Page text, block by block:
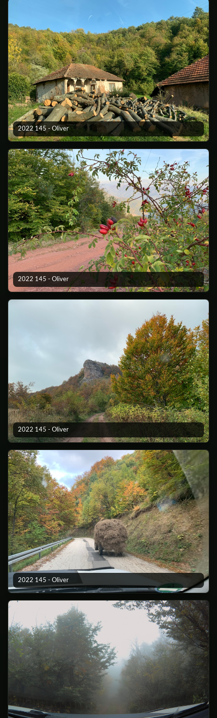
2022 145 - Oliver
2022 145 - Oliver
2022 145 - Oliver
2022 145 - Oliver